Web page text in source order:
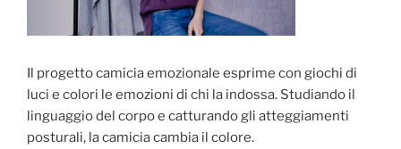
Il progetto camicia emozionale esprime con giochi di
luci e colori le emozioni di chi la indossa. Studiando il
linguaggio del corpo e catturando gli atteggiamenti
posturali, la camicia cambia il colore.